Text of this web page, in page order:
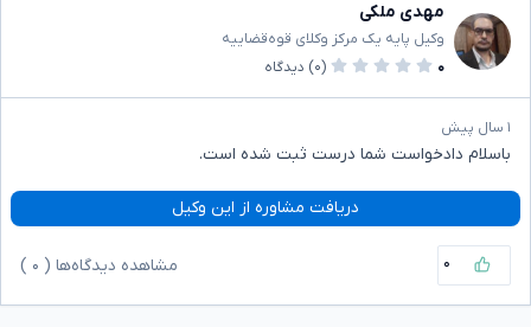
مهدی ملکی
وکیل پایه یک مرکز وکلای قوه‌قضاییه
۰
(۰) دیدگاه
۱ سال پیش
باسلام دادخواست شما درست ثبت شده است.
دریافت مشاوره از این وکیل
۰ مشاهده دیدگاه‌ها ( ۰